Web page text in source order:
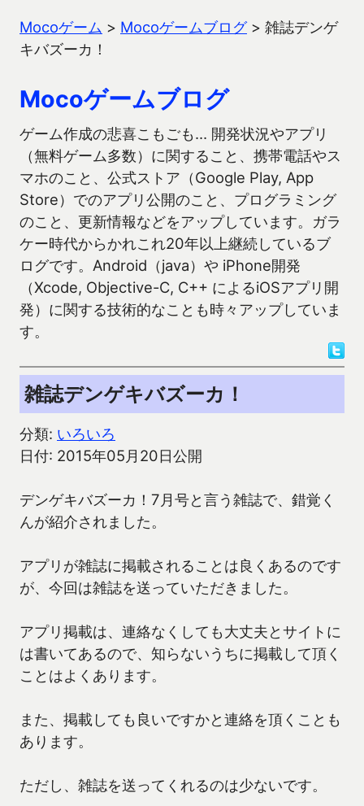
Mocoゲーム > Mocoゲームブログ> 雑誌デンゲ
キバズーカ！
Mocoゲームブログ
ゲーム作成の悲喜こもごも… 開発状況やアプリ
（無料ゲーム多数）に関すること、携帯電話やス
マホのこと、公式ストア（Google Play, App
Store）でのアプリ公開のこと、プログラミング
のこと、更新情報などをアップしています。ガラ
ケー時代からかれこれ20年以上継続しているブ
ログです。Android（java）や iPhone開発
（Xcode, Objective-C, C++ によるiOSアプリ開
発）に関する技術的なことも時々アップしていま
す。
雑誌デンゲキバズーカ！
分類: いろいろ
日付: 2015年05月20日公開
デンゲキバズーカ！7月号と言う雑誌で、錯覚く
んが紹介されました。
アプリが雑誌に掲載されることは良くあるのです
が、今回は雑誌を送っていただきました。
アプリ掲載は、連絡なくしても大丈夫とサイトに
は書いてあるので、知らないうちに掲載して頂く
ことはよくあります。
また、掲載しても良いですかと連絡を頂くことも
あります。
ただし、雑誌を送ってくれるのは少ないです。